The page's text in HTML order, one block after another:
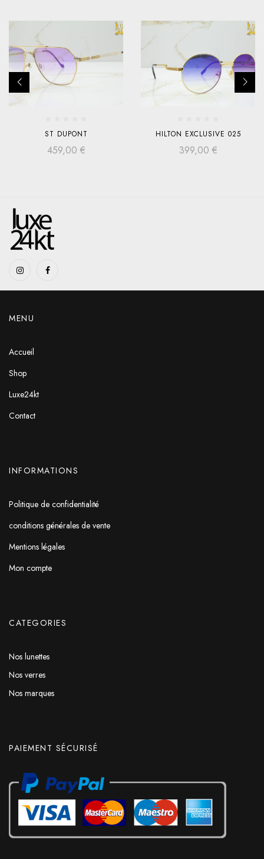
ST DUPONT
459,00 €
HILTON EXCLUSIVE 025
399,00 €
MENU
Accueil
Shop
Luxe24kt
Contact
INFORMATIONS
Politique de confidentialité
conditions générales de vente
Mentions légales
Mon compte
CATEGORIES
Nos lunettes
Nos verres
Nos marques
PAIEMENT SÉCURISÉ